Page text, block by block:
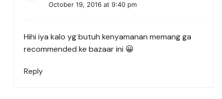
October 19, 2016 at 9:40 pm
Hihi iya kalo yg butuh kenyamanan memang ga
recommended ke bazaar ini 😀
Reply